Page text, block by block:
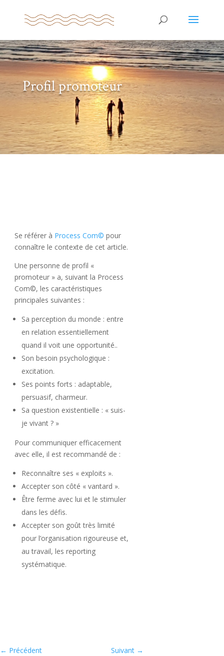
Profil promoteur
Se référer à Process Com© pour
connaître le contexte de cet article.
Une personne de profil «
promoteur » a, suivant la Process
Com©, les caractéristiques
principales suivantes :
Sa perception du monde : entre
en relation essentiellement
quand il voit une opportunité..
Son besoin psychologique :
excitation.
Ses points forts : adaptable,
persuasif, charmeur.
Sa question existentielle : « suis-
je vivant ? »
Pour communiquer efficacement
avec elle, il est recommandé de :
Reconnaître ses « exploits ».
Accepter son côté « vantard ».
Être ferme avec lui et le stimuler
dans les défis.
Accepter son goût très limité
pour l’organisation rigoureuse et,
au travail, les reporting
systématique.
← Précédent Suivant→